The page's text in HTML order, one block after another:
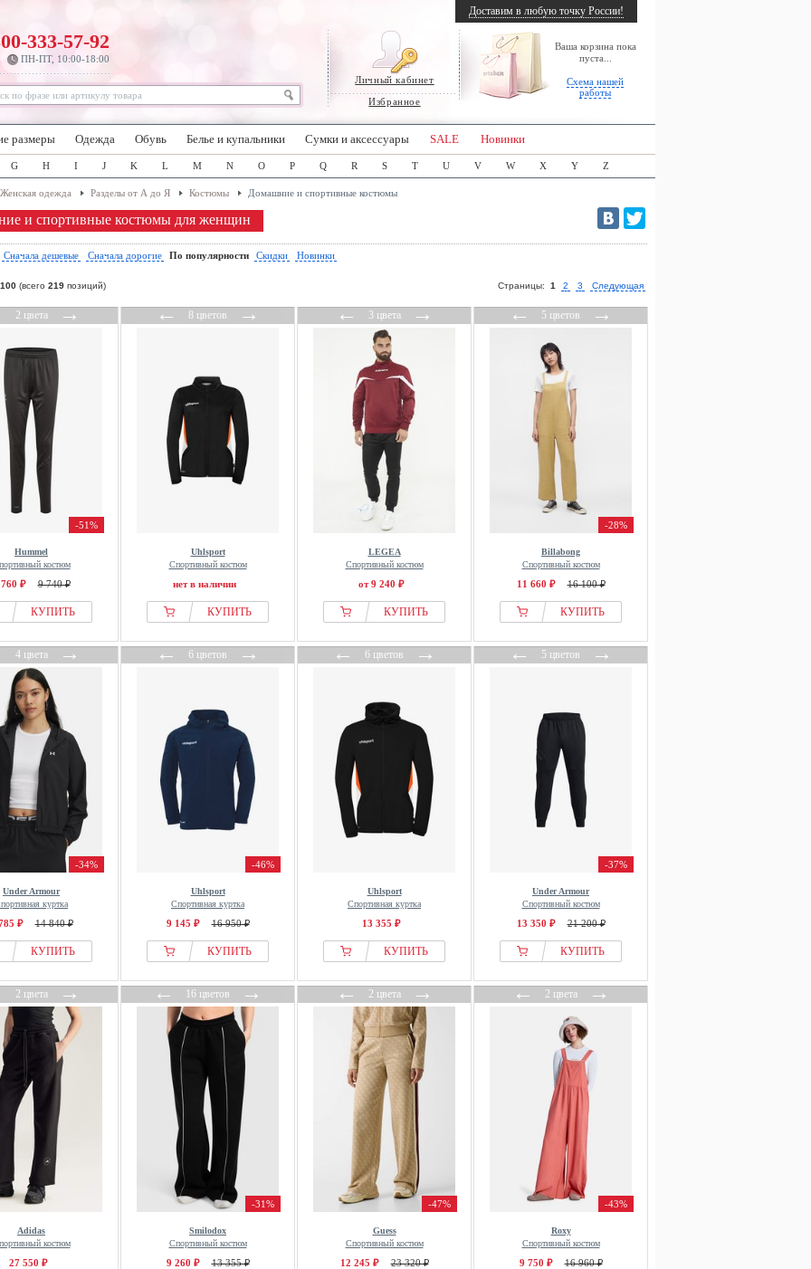
Личный кабинет
Избранное
Ваша корзина пока
пуста...
Схема нашей
работы
333-57-92
ПН-ПТ, 10:00-18:00
Доставим в любую точку России!
размеры Одежда Обувь Белье и купальники Сумки и аксессуары SALE Новинки
G H I J K L M N O P Q R S T U V W X Y Z
Женская одежда Разделы от А до Я Костюмы Домашние и спортивные костюмы
и спортивные костюмы для женщин
Сначала дешевые Сначала дорогие По популярности Скидки Новинки
100 (всего 219 позиций) Страницы: 1 2 3 Следующая
2 цвета→
-51%
Hummel
костюм
₽ 9 740 ₽
КУПИТЬ
←8 цветов→
Uhlsport
Спортивный костюм
нет в наличии
КУПИТЬ
←3 цвета→
LEGEA
Спортивный костюм
от 9 240 ₽
КУПИТЬ
←5 цветов→
-28%
Billabong
Спортивный костюм
11 660 ₽ 16 100 ₽
КУПИТЬ
4 цвета→
-34%
Under Armour
куртка
₽ 14 840 ₽
КУПИТЬ
←6 цветов→
-46%
Uhlsport
Спортивная куртка
9 145 ₽ 16 950 ₽
КУПИТЬ
←6 цветов→
Uhlsport
Спортивная куртка
13 355 ₽
КУПИТЬ
←5 цветов→
-37%
Under Armour
Спортивный костюм
13 350 ₽ 21 200 ₽
КУПИТЬ
2 цвета→
Adidas
костюм
27 550 ₽
←16 цветов→
-31%
Smilodox
Спортивный костюм
9 260 ₽ 13 355 ₽
←2 цвета→
-47%
Guess
Спортивный костюм
12 245 ₽ 23 320 ₽
←2 цвета→
-43%
Roxy
Спортивный костюм
9 750 ₽ 16 960 ₽